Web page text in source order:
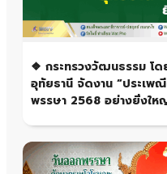
❖ กระทรวงวัฒนธรรม โด
อุทัยธานี จัดงาน “ประเพณี
พรรษา 2568 อย่างยิ่งให